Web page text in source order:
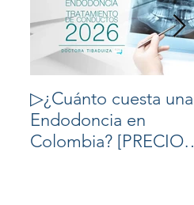
▷¿Cuánto cuesta una
Endodoncia en
Colombia? [PRECIOS